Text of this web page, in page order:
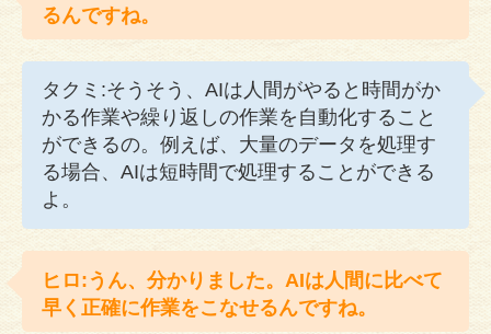
るんですね。
タクミ:そうそう、AIは人間がやると時間がか
かる作業や繰り返しの作業を自動化すること
ができるの。例えば、大量のデータを処理す
る場合、AIは短時間で処理することができる
よ。
ヒロ:うん、分かりました。AIは人間に比べて
早く正確に作業をこなせるんですね。